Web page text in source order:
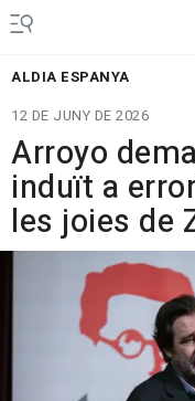
ALDIA ESPANYA
12 DE JUNY DE 2026
Arroyo
induït a
les joies de